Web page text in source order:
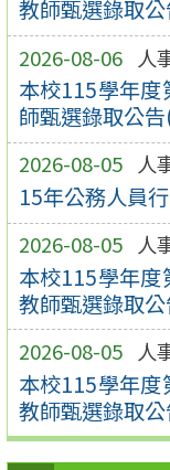
教師甄選錄取
2026-08-06 人
本校115學年
師甄選錄取公
2026-08-05 人
15年公務人員
2026-08-05 人
本校115學年
教師甄選錄取
2026-08-05 人
本校115學年
教師甄選錄取